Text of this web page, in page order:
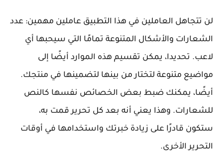
لن تتجاهل العاملين في هذا التطبيق عاملين مهمين: عدد
الشعارات والأشكال المتنوعة تمامًا التي سيحبها أي
لاعب. تحديدا، يمكن تقسيم هذه الموارد أيضًا إلى
مواضيع متنوعة لتختار من بينها لتضمينها في منتجك.
أيضًا، يمكنك ضبط بعض الخصائص نفسها كالنص
للشعارات. وهذا يعني أنه بعد كل تحرير قمت به،
ستكون قادرًا على زيادة خبرتك واستخدامها في أوقات
التحرير الأخرى.